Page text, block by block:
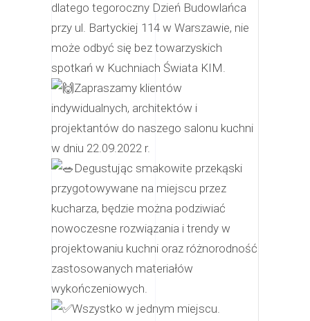
dlatego tegoroczny Dzień Budowlańca
przy ul. Bartyckiej 114 w Warszawie, nie
może odbyć się bez towarzyskich
spotkań w Kuchniach Świata KIM.
Zapraszamy klientów
indywidualnych, architektów i
projektantów do naszego salonu kuchni
w dniu 22.09.2022 r.
Degustując smakowite przekąski
przygotowywane na miejscu przez
kucharza, będzie można podziwiać
nowoczesne rozwiązania i trendy w
projektowaniu kuchni oraz różnorodność
zastosowanych materiałów
wykończeniowych.
Wszystko w jednym miejscu.